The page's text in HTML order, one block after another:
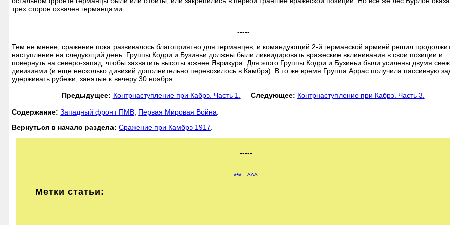
трех сторон охвачен германцами.
-----
Тем не менее, сражение пока развивалось благоприятно для германцев, и командующий 2-й германской армией решил
наступление на следующий день. Группы Кодри и Бузиньи должны были ликвидировать вражеские вклинивания в свои позиции и
повернуть на северо-запад, чтобы захватить высоты южнее Яврикура. Для этого Группы Кодри и Бузиньи были усилены двумя
дивизиями (и еще несколько дивизий дополнительно перевозилось в Камбрэ). В то же время Группа Аррас получила пассивную
удерживать рубежи, занятые к вечеру 30 ноября.
Предыдущее: Контрнаступление при Кабрэ. Часть 1. Следующее: Контрнаступление при Кабрэ. Часть 3.
Cодержание: Западный фронт ПМВ; Первая Мировая Война
Вернуться в начало раздела: Сражение при Камбрэ 1917
-----
*** ^^^
Метки статьи: